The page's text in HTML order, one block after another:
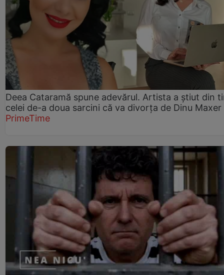
Deea Cataramă spune adevărul. Artista a știut din
celei de-a doua sarcini că va divorța de Dinu Maxer
PrimeTime